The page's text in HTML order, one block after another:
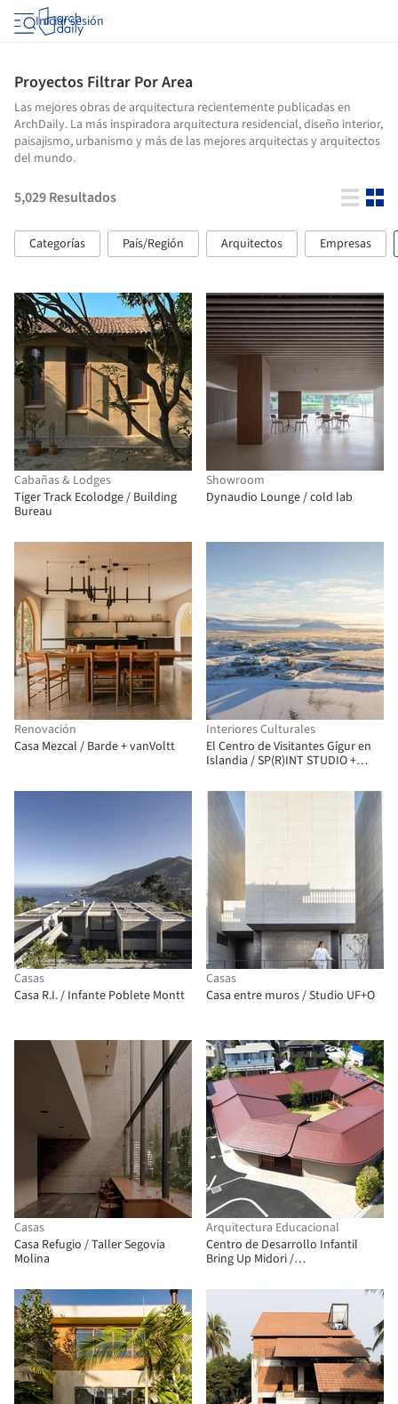
Iniciar sesión
Proyectos Filtrar Por Area
Las mejores obras de arquitectura recientemente publicadas en
ArchDaily. La más inspiradora arquitectura residencial, diseño interior,
paisajismo, urbanismo y más de las mejores arquitectas y arquitectos
del mundo.
5,029Resultados
Categorías País/Región Arquitectos Empresas
Cabañas & Lodges
Tiger Track Ecolodge / Building
Bureau
Showroom
Dynaudio Lounge / cold lab
Renovación
Casa Mezcal / Barde + vanVoltt
Interiores Culturales
El Centro de Visitantes Gígur en
Islandia / SP(R)INT STUDIO +
Casas
Casa R.I. / Infante Poblete Montt
Casas
Casa entre muros / Studio UF+O
Casas
Casa Refugio / Taller Segovia
Molina
Arquitectura Educacional
Centro de Desarrollo Infantil
Bring Up Midori /